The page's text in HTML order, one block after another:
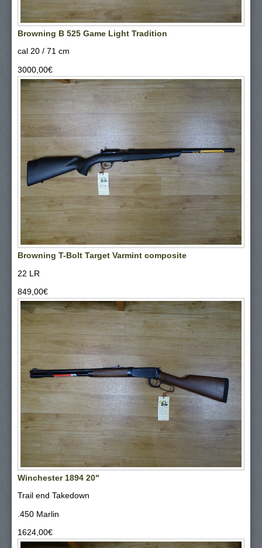
Browning B 525 Game Light Tradition
cal 20 / 71 cm
3000,00‎€
Browning T-Bolt Target Varmint composite
22 LR
849,00‎€
Winchester 1894 20"
Trail end Takedown
.450 Marlin
1624,00‎€